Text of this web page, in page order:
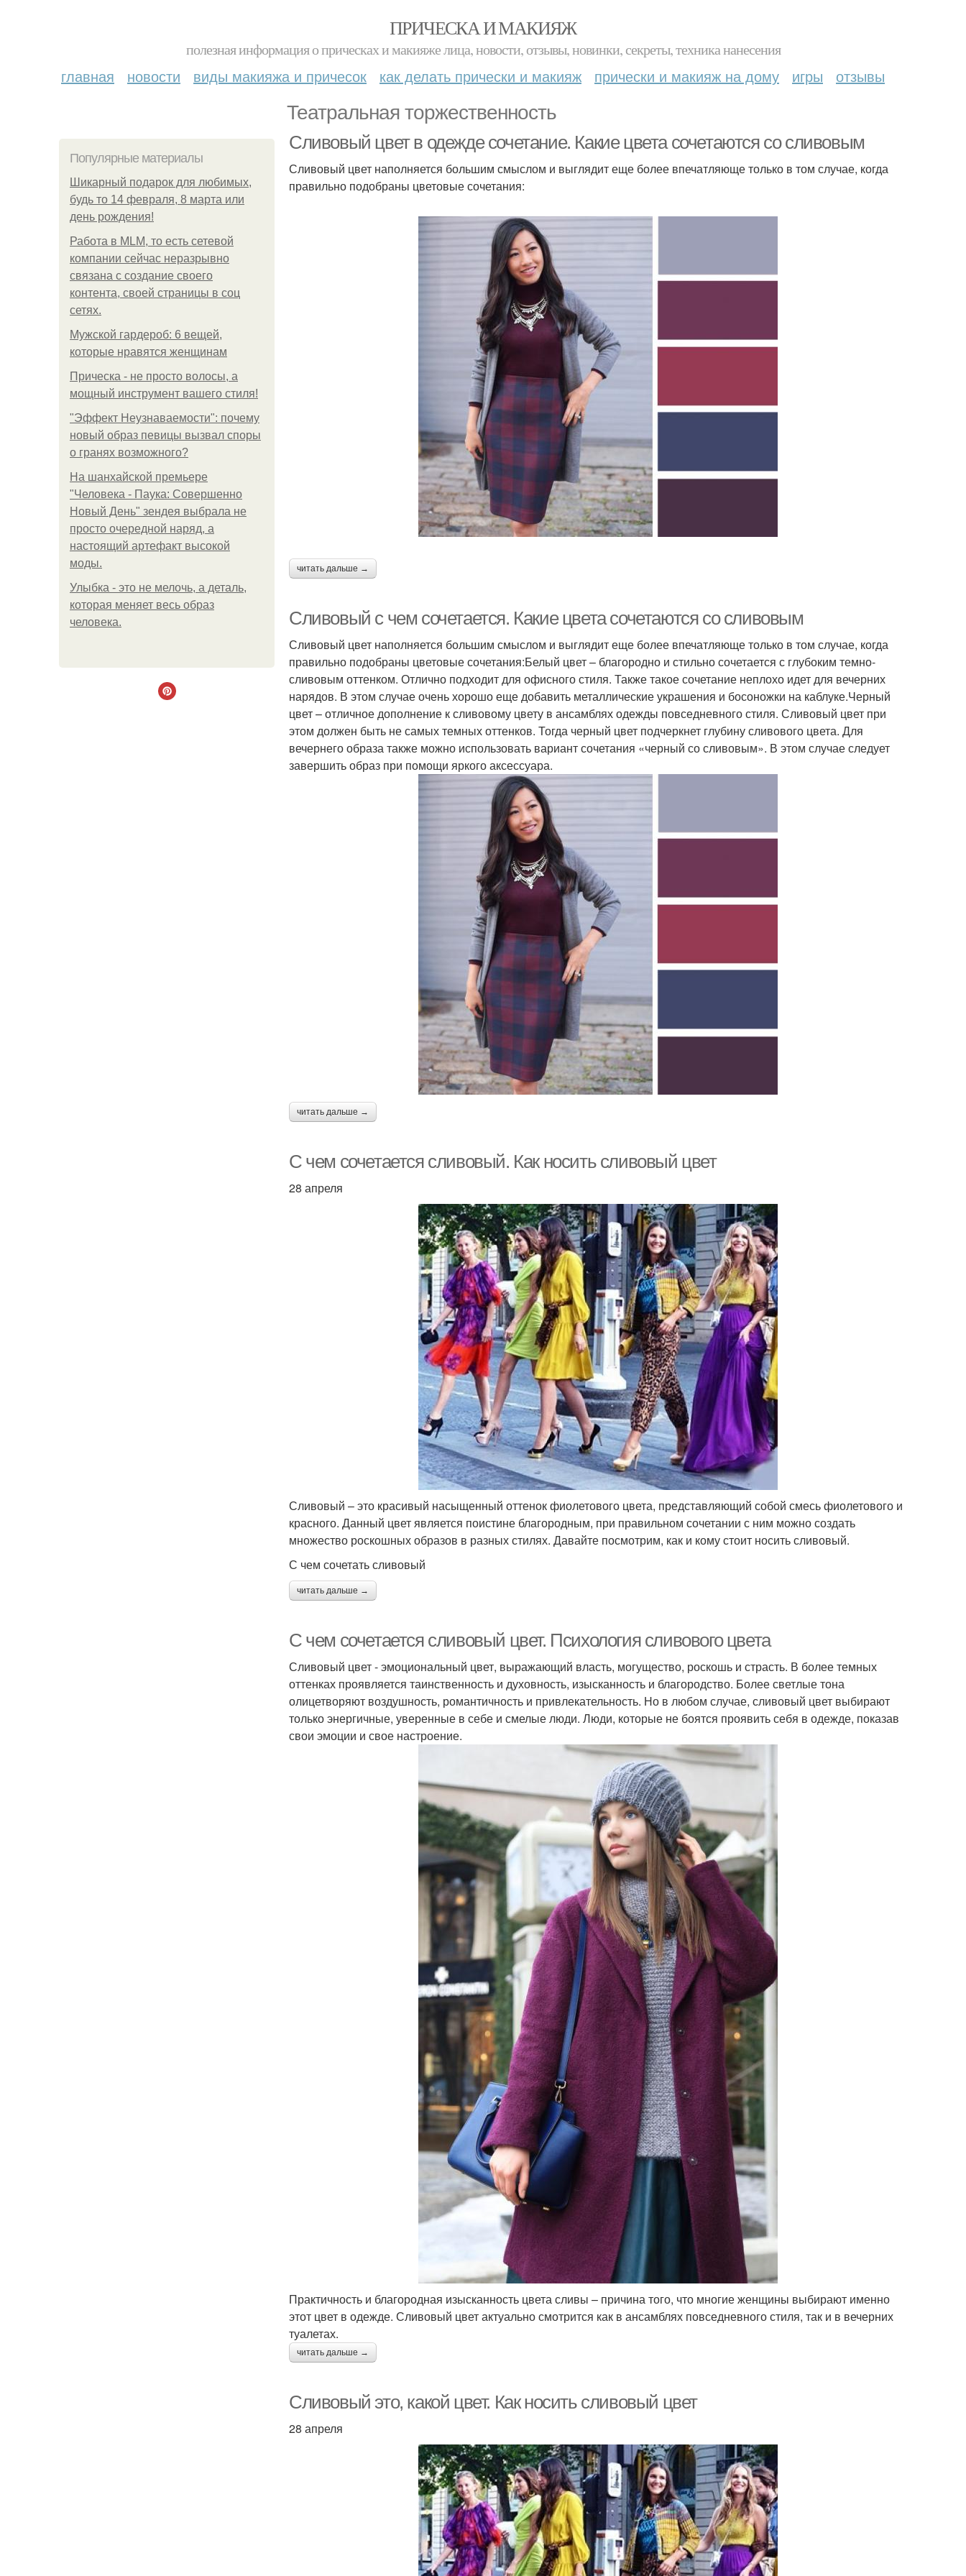
ПРИЧЕСКА И МАКИЯЖ
полезная информация о прическах и макияже лица, новости, отзывы, новинки, секреты, техника нанесения
главная новости виды макияжа и причесок как делать прически и макияж прически и макияж на дому игры отзывы
Театральная торжественность
Популярные материалы
Шикарный подарок для любимых,
будь то 14 февраля, 8 марта или
день рождения!
Работа в MLM, то есть сетевой
компании сейчас неразрывно
связана с создание своего
контента, своей страницы в соц
сетях.
Мужской гардероб: 6 вещей,
которые нравятся женщинам
Прическа - не просто волосы, а
мощный инструмент вашего стиля!
"Эффект Неузнаваемости": почему
новый образ певицы вызвал споры
о гранях возможного?
На шанхайской премьере
"Человека - Паука: Совершенно
Новый День" зендея выбрала не
просто очередной наряд, а
настоящий артефакт высокой
моды.
Улыбка - это не мелочь, а деталь,
которая меняет весь образ
человека.
Сливовый цвет в одежде сочетание. Какие цвета сочетаются со сливовым
Сливовый цвет наполняется большим смыслом и выглядит еще более впечатляюще только в том случае, когда
правильно подобраны цветовые сочетания:
читать дальше →
Сливовый с чем сочетается. Какие цвета сочетаются со сливовым
Сливовый цвет наполняется большим смыслом и выглядит еще более впечатляюще только в том случае, когда
правильно подобраны цветовые сочетания:Белый цвет – благородно и стильно сочетается с глубоким темно-
сливовым оттенком. Отлично подходит для офисного стиля. Также такое сочетание неплохо идет для вечерних
нарядов. В этом случае очень хорошо еще добавить металлические украшения и босоножки на каблуке.Черный
цвет – отличное дополнение к сливовому цвету в ансамблях одежды повседневного стиля. Сливовый цвет при
этом должен быть не самых темных оттенков. Тогда черный цвет подчеркнет глубину сливового цвета. Для
вечернего образа также можно использовать вариант сочетания «черный со сливовым». В этом случае следует
завершить образ при помощи яркого аксессуара.
читать дальше →
С чем сочетается сливовый. Как носить сливовый цвет
28 апреля
Сливовый – это красивый насыщенный оттенок фиолетового цвета, представляющий собой смесь фиолетового и
красного. Данный цвет является поистине благородным, при правильном сочетании с ним можно создать
множество роскошных образов в разных стилях. Давайте посмотрим, как и кому стоит носить сливовый.
С чем сочетать сливовый
читать дальше →
С чем сочетается сливовый цвет. Психология сливового цвета
Сливовый цвет - эмоциональный цвет, выражающий власть, могущество, роскошь и страсть. В более темных
оттенках проявляется таинственность и духовность, изысканность и благородство. Более светлые тона
олицетворяют воздушность, романтичность и привлекательность. Но в любом случае, сливовый цвет выбирают
только энергичные, уверенные в себе и смелые люди. Люди, которые не боятся проявить себя в одежде, показав
свои эмоции и свое настроение.
Практичность и благородная изысканность цвета сливы – причина того, что многие женщины выбирают именно
этот цвет в одежде. Сливовый цвет актуально смотрится как в ансамблях повседневного стиля, так и в вечерних
туалетах.
читать дальше →
Сливовый это, какой цвет. Как носить сливовый цвет
28 апреля